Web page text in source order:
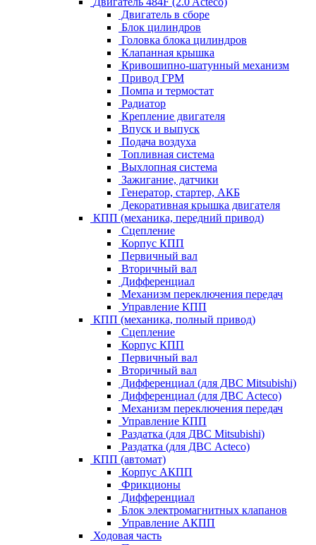
Двигатель в сборе
Блок цилиндров
Головка блока цилиндров
Клапанная крышка
Кривошипно-шатунный механизм
Привод ГРМ
Помпа и термостат
Радиатор
Крепление двигателя
Впуск и выпуск
Подача воздуха
Топливная система
Выхлопная система
Зажигание, датчики
Генератор, стартер, АКБ
Декоративная крышка двигателя
КПП (механика, передний привод)
Сцепление
Корпус КПП
Первичный вал
Вторичный вал
Дифференциал
Механизм переключения передач
Управление КПП
КПП (механика, полный привод)
Сцепление
Корпус КПП
Первичный вал
Вторичный вал
Дифференциал (для ДВС Mitsubishi)
Дифференциал (для ДВС Acteco)
Механизм переключения передач
Управление КПП
Раздатка (для ДВС Mitsubishi)
Раздатка (для ДВС Acteco)
КПП (автомат)
Корпус АКПП
Фрикционы
Дифференциал
Блок электромагнитных клапанов
Управление АКПП
Ходовая часть